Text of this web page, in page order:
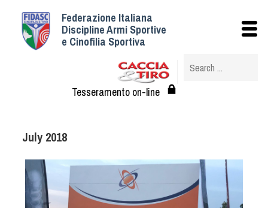
Federazione Italiana
Discipline Armi Sportive
e Cinofilia Sportiva
Tesseramento on-line
July 2018
Istituzionale
Struttura
Albo Veterinari federali
Circolari
Federazione Trasparente
Assicurazione